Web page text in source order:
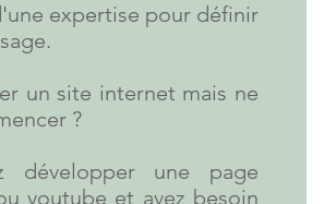
expertise pour définir
un site internet mais ne
?
développer une page
youtube et avez besoin